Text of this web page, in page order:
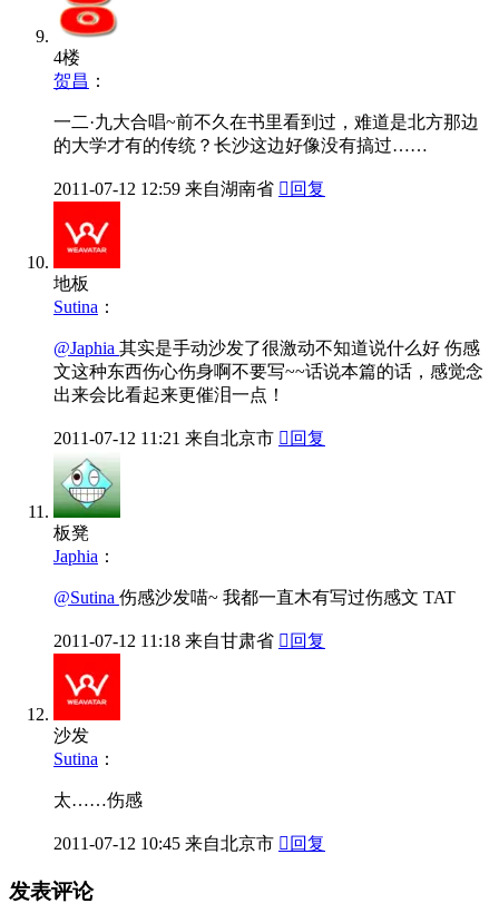
4楼
贺昌 ：
一二·九大合唱~前不久在书里看到过，难道是北方那边
的大学才有的传统？长沙这边好像没有搞过……
2011-07-12 12:59 来自湖南省  回复
地板
Sutina ：
@Japhia 其实是手动沙发了很激动不知道说什么好 伤感
文这种东西伤心伤身啊不要写~~话说本篇的话，感觉念
出来会比看起来更催泪一点！
2011-07-12 11:21 来自北京市  回复
板凳
Japhia ：
@Sutina 伤感沙发喵~ 我都一直木有写过伤感文 TAT
2011-07-12 11:18 来自甘肃省  回复
沙发
Sutina ：
太……伤感
2011-07-12 10:45 来自北京市  回复
发表评论